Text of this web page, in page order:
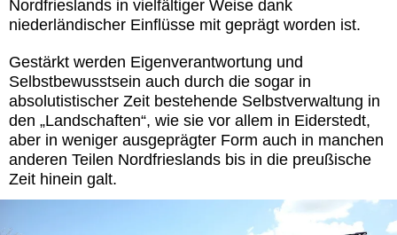
Nordfrieslands in vielfältiger Weise dank
niederländischer Einflüsse mit geprägt worden ist.
Gestärkt werden Eigenverantwortung und
Selbstbewusstsein auch durch die sogar in
absolutistischer Zeit bestehende Selbstverwaltung in
den „Landschaften“, wie sie vor allem in Eiderstedt,
aber in weniger ausgeprägter Form auch in manchen
anderen Teilen Nordfrieslands bis in die preußische
Zeit hinein galt.